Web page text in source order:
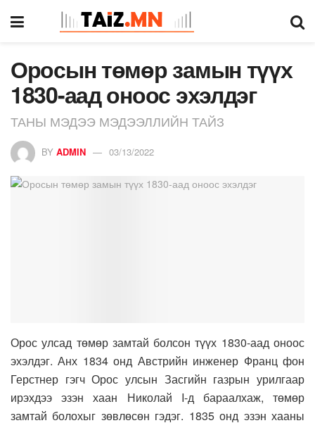
Оросын төмөр замын түүх
1830-аад оноос эхэлдэг
ТАНЫ МЭДЭЭ МЭДЭЭЛЛИЙН ТАЙЗ
BY ADMIN 03/13/2022
Орос улсад төмөр замтай болсон түүх 1830-аад оноос
эхэлдэг. Анх 1834 онд Австрийн инженер Франц фон
Герстнер гэгч Орос улсын Засгийн газрын урилгаар
ирэхдээ эзэн хаан Николай I-д бараалхаж, төмөр
замтай болохыг зөвлөсөн гэдэг. 1835 онд эзэн хааны